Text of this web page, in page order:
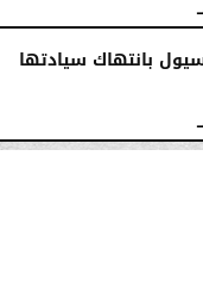
بانتهاك سيادتها